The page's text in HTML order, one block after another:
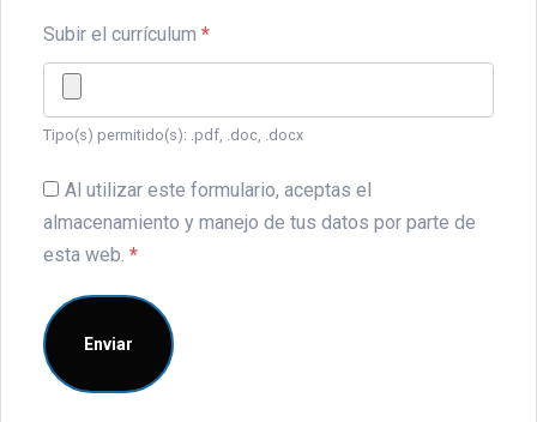
Subir el currículum *
Tipo(s) permitido(s): .pdf, .doc, .docx
Al utilizar este formulario, aceptas el
almacenamiento y manejo de tus datos por parte de
esta web. *